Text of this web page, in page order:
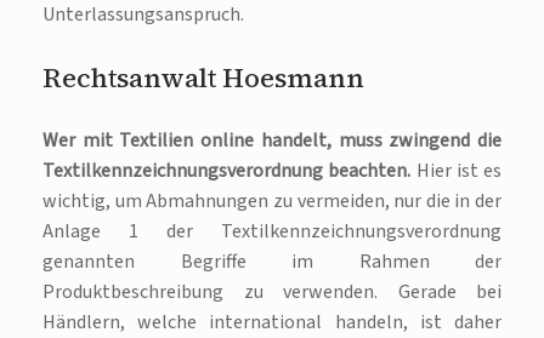
Unterlassungsanspruch.
Rechtsanwalt Hoesmann
Wer mit Textilien online handelt, muss zwingend die
Textilkennzeichnungsverordnung beachten. Hier ist es
wichtig, um Abmahnungen zu vermeiden, nur die in der
Anlage 1 der Textilkennzeichnungsverordnung
genannten Begriffe im Rahmen der
Produktbeschreibung zu verwenden. Gerade bei
Händlern, welche international handeln, ist daher